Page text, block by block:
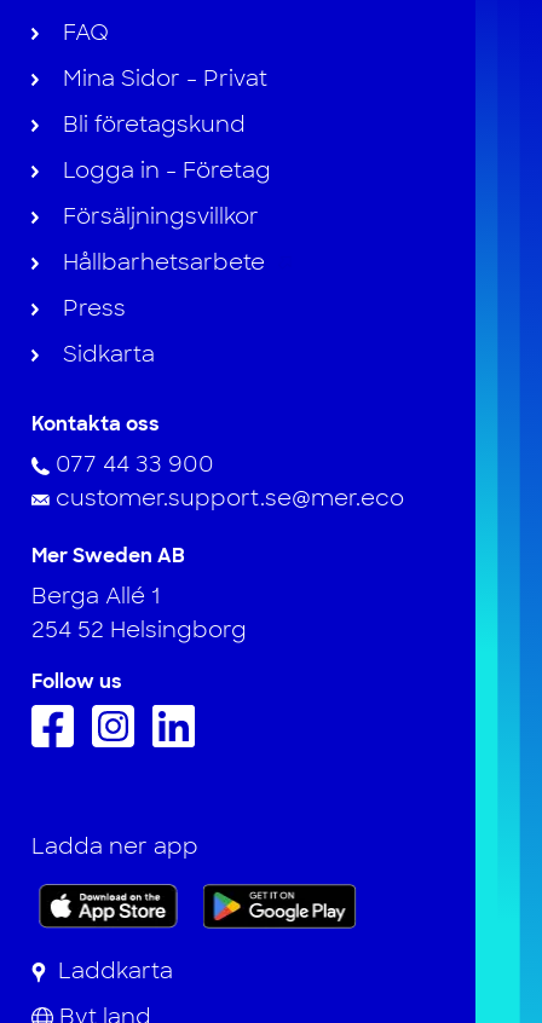
Ladda ner app
Laddkarta
Byt land
FAQ
Mina Sidor - Privat
Bli företagskund
Logga in - Företag
Försäljningsvillkor
Hållbarhetsarbete
Press
Sidkarta
Kontakta oss
077 44 33 900
customer.support.se@mer.eco
Mer Sweden AB
Berga Allé 1
254 52 Helsingborg
Follow us